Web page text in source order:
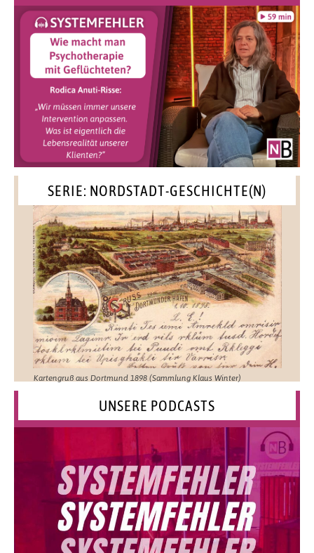
SERIE: NORDSTADT-GESCHICHTE(N)
Kartengruß aus Dortmund 1898 (Sammlung Klaus Winter)
UNSERE PODCASTS